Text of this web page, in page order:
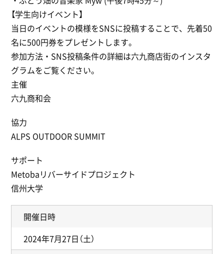
【学生向けイベント】
当日のイベントの模様をSNSに投稿することで、先着50
名に500円券をプレゼントします。
参加方法・SNS投稿条件の詳細は六九商店街のインスタ
グラムをご覧ください。
主催
六九商和会
協力
ALPS OUTDOOR SUMMIT
サポート
Metobaリバーサイドプロジェクト
信州大学
開催日時
2024年7月27日（土）